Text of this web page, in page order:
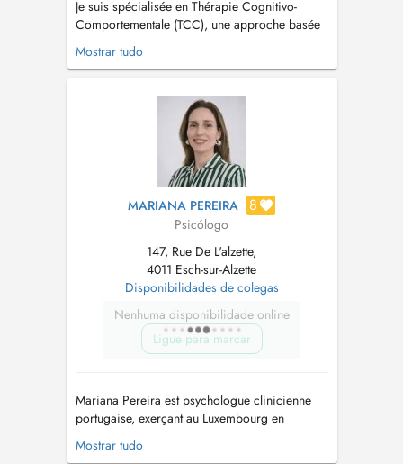
Je suis spécialisée en Thérapie Cognitivo-
Comportementale (TCC), une approche basée
sur des méthodes scientifiquement validées,
centrée sur l'identification et la transformation
bien-être mental. J'accompagne les enfants,
adolescents et adultes dans l...
Mostrar tudo
MARIANA PEREIRA 8
Psicólogo
147, Rue De L'alzette,
4011 Esch-sur-Alzette
Disponibilidades de colegas
Nenhuma disponibilidade online
Ligue para marcar
Mariana Pereira est psychologue clinicienne
portugaise, exerçant au Luxembourg en
pratique privée depuis 2019. Diplômée en
psychologie de lUniversité Lusófona de
Mostrar tudo